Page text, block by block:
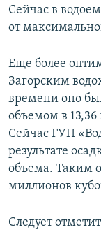
Сейчас в
от
Еще более
Загорским
времени оно
объемом в
Сейчас ГУП
результате
объема. Таким
миллионов
Следует